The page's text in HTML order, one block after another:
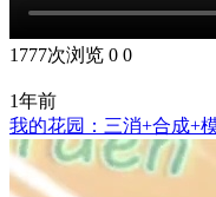
1777次浏览 0 0
1年前
我的花园：三消+合成+